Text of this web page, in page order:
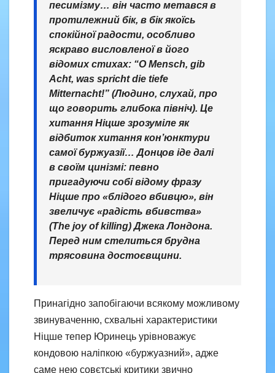
песимізму… він часто метався в
протилежний бік, в бік якоїсь
спокійної радости, особливо
яскраво висловленої в його
відомих стихах: “O Mensch, gib
Acht, was spricht die tiefe
Mitternacht!” (Людино, слухай, про
що говорить глибока північ). Це
хитання Ніцше зрозуміле як
відбиток хитання кон’юнктури
самої буржуазії… Донцов іде далі
в своїм цинізмі: певно
пригадуючи собі відому фразу
Ніцше про «блідого вбивцю», він
звеличує «радість вбивства»
(The joy of killing) Джека Лондона.
Перед ним стелиться брудна
трясовина достоєвщини.
Принагідно запобігаючи всякому можливому
звинуваченню, схвальні характеристики
Ніцше тепер Юринець урівноважує
кондовою наліпкою «буржуазний», адже
саме нею совєтські критики звично